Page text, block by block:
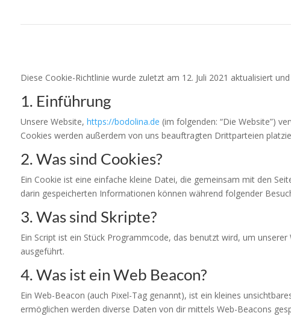
Diese Cookie-Richtlinie wurde zuletzt am 12. Juli 2021 aktualisiert
1. Einführung
Unsere Website, https://bodolina.de (im folgenden: “Die Website”)
Cookies werden außerdem von uns beauftragten Drittparteien
2. Was sind Cookies?
Ein Cookie ist eine einfache kleine Datei, die gemeinsam mit den
darin gespeicherten Informationen können während folgender
3. Was sind Skripte?
Ein Script ist ein Stück Programmcode, das benutzt wird, um
ausgeführt.
4. Was ist ein Web Beacon?
Ein Web-Beacon (auch Pixel-Tag genannt), ist ein kleines
ermöglichen werden diverse Daten von dir mittels Web-Beacons